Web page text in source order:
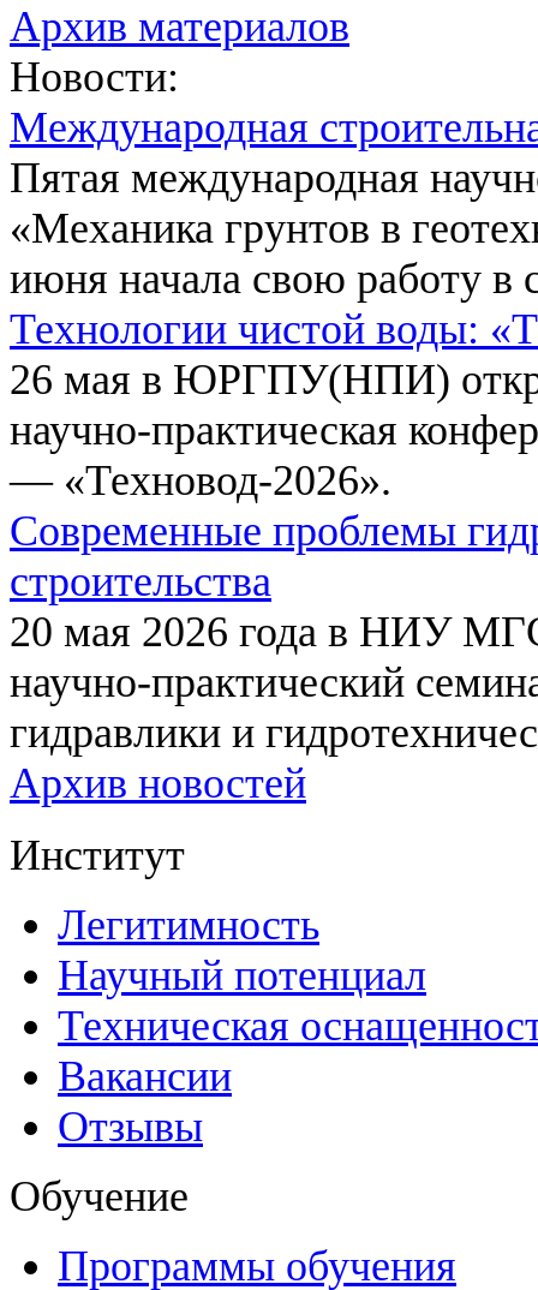
Архив материалов
Новости:
Международная
Пятая международная
«Механика грунтов в
июня начала свою работу в
Технологии чистой воды:
26 мая в ЮРГПУ(НПИ)
научно-практическая
— «Техновод-2026».
Современные проблемы
строительства
20 мая 2026 года в НИУ
научно-практический
гидравлики и
Архив новостей
Институт
Легитимность
Научный потенциал
Техническая
Вакансии
Отзывы
Обучение
Программы обучения